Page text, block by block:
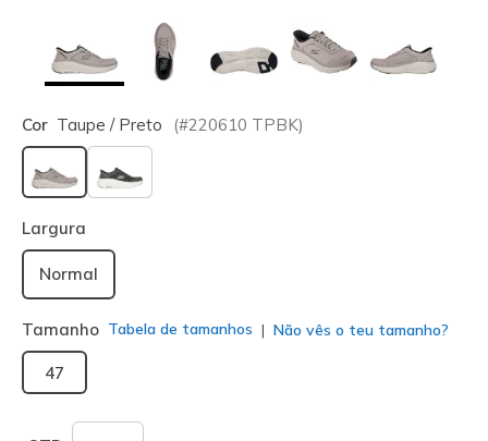
Cor Taupe / Preto (#220610 TPBK)
selecionado
Largura
Normal
Tamanho Tabela de tamanhos Não vês o teu tamanho?
47